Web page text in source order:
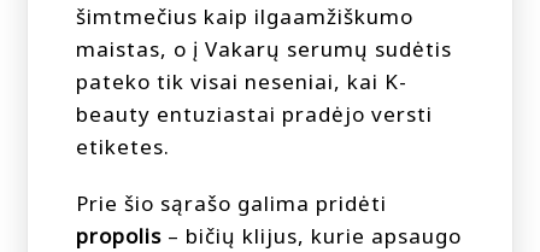
šimtmečius kaip ilgaamžiškumo
maistas, o į Vakarų serumų sudėtis
pateko tik visai neseniai, kai K-
beauty entuziastai pradėjo versti
etiketes.
Prie šio sąrašo galima pridėti
propolis – bičių klijus, kurie apsaugo